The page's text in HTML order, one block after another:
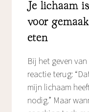
Je lichaam
voor
eten
Bij het geven
reactie terug:
mijn lichaam
nodig.” Maar